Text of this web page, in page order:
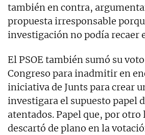
también en contra,
propuesta irresponsable
investigación no podía recaer
El PSOE también sumó su
Congreso para inadmitir en
iniciativa de Junts para crear
investigara el supuesto papel
atentados. Papel que, por otro
descartó de plano en la